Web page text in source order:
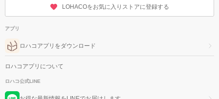
LOHACOをお気に入りストアに登録する
アプリ
ロハコアプリをダウンロード
ロハコアプリについて
ロハコ公式LINE